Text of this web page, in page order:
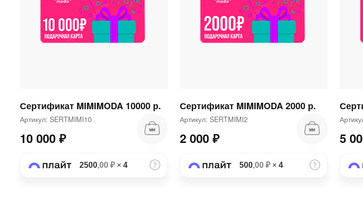
Сертификат MIMIMODA 10000 р.
Артикул: SERTMIMI10
10 000 ₽
2500,00 ₽× 4
Сертификат MIMIMODA 2000 р.
Артикул: SERTMIMI2
2 000 ₽
500,00 ₽× 4
5